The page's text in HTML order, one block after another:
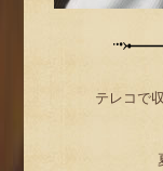
テレコで